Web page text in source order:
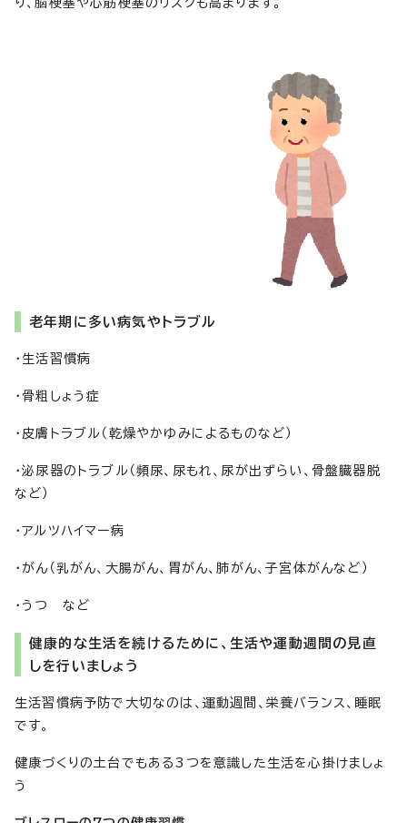
り、脳梗塞や心筋梗塞のリスクも高まります。
老年期に多い病気やトラブル
・生活習慣病
・骨粗しょう症
・皮膚トラブル（乾燥やかゆみによるものなど）
・泌尿器のトラブル（頻尿、尿もれ、尿が出ずらい、骨盤臓器脱
など）
・アルツハイマー病
・がん（乳がん、大腸がん、胃がん、肺がん、子宮体がんなど）
・うつ など
健康的な生活を続けるために、生活や運動週間の見直
しを行いましょう
生活習慣病予防で大切なのは、運動週間、栄養バランス、睡眠
です。
健康づくりの土台でもある3つを意識した生活を心掛けましょ
う